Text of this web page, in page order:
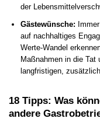
der
Gästewünsche:
auf nachhaltiges
Werte-Wandel
Maßnahmen in die
langfristigen,
18 Tipps: Was
andere